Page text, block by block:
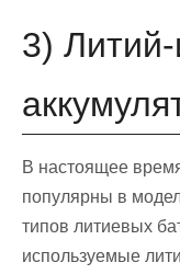
3)
В настоящее
популярны в
типов литиевых
используемые